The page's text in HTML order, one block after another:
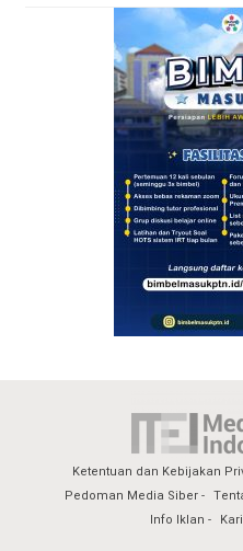
Ketentuan dan Kebijakan
Pedoman Media Siber
Info Iklan